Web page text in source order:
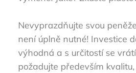
Nevyprazdňujte svou
není úplně nutné! Investice
výhodná a s určitostí se
požadujte především